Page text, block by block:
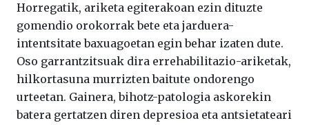
Horregatik, ariketa egiterakoan ezin dituzte
gomendio orokorrak bete eta jarduera-
intentsitate baxuagoetan egin behar izaten dute.
Oso garrantzitsuak dira errehabilitazio-ariketak,
hilkortasuna murrizten baitute ondorengo
urteetan. Gainera, bihotz-patologia askorekin
batera gertatzen diren depresioa eta antsietateari